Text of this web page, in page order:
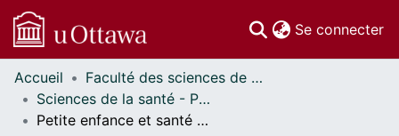
Se connecter
Communautés
et collections
Parcourir
Accueil
Faculté des sciences de la santé // Faculty of Health Sciences
Sciences de la santé - Publications // Health Sciences - Publications
Petite enfance et santé émotionnelle: L'importance du dépistage